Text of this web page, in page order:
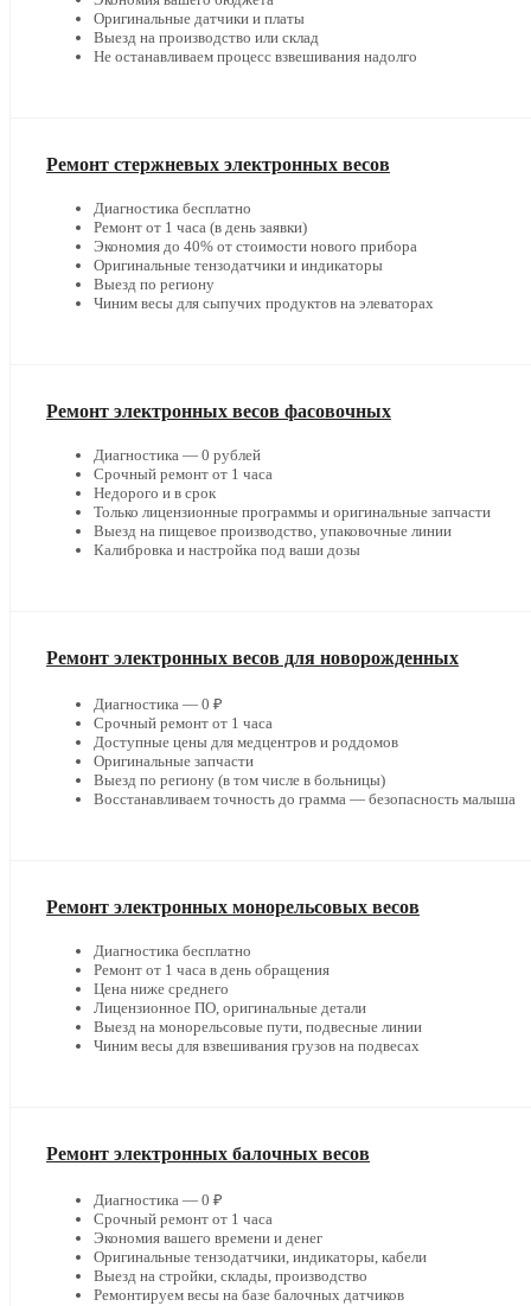
Оригинальные датчики и платы
Выезд на производство или склад
Не останавливаем процесс взвешивания надолго
Ремонт стержневых электронных весов
Диагностика бесплатно
Ремонт от 1 часа (в день заявки)
Экономия до 40% от стоимости нового прибора
Оригинальные тензодатчики и индикаторы
Выезд по региону
Чиним весы для сыпучих продуктов на элеваторах
Ремонт электронных весов фасовочных
Диагностика — 0 рублей
Срочный ремонт от 1 часа
Недорого и в срок
Только лицензионные программы и оригинальные запчасти
Выезд на пищевое производство, упаковочные линии
Калибровка и настройка под ваши дозы
Ремонт электронных весов для новорожденных
Диагностика — 0 ₽
Срочный ремонт от 1 часа
Доступные цены для медцентров и роддомов
Оригинальные запчасти
Выезд по региону (в том числе в больницы)
Восстанавливаем точность до грамма — безопасность малыша
Ремонт электронных монорельсовых весов
Диагностика бесплатно
Ремонт от 1 часа в день обращения
Цена ниже среднего
Лицензионное ПО, оригинальные детали
Выезд на монорельсовые пути, подвесные линии
Чиним весы для взвешивания грузов на подвесах
Ремонт электронных балочных весов
Диагностика — 0 ₽
Срочный ремонт от 1 часа
Экономия вашего времени и денег
Оригинальные тензодатчики, индикаторы, кабели
Выезд на стройки, склады, производство
Ремонтируем весы на базе балочных датчиков